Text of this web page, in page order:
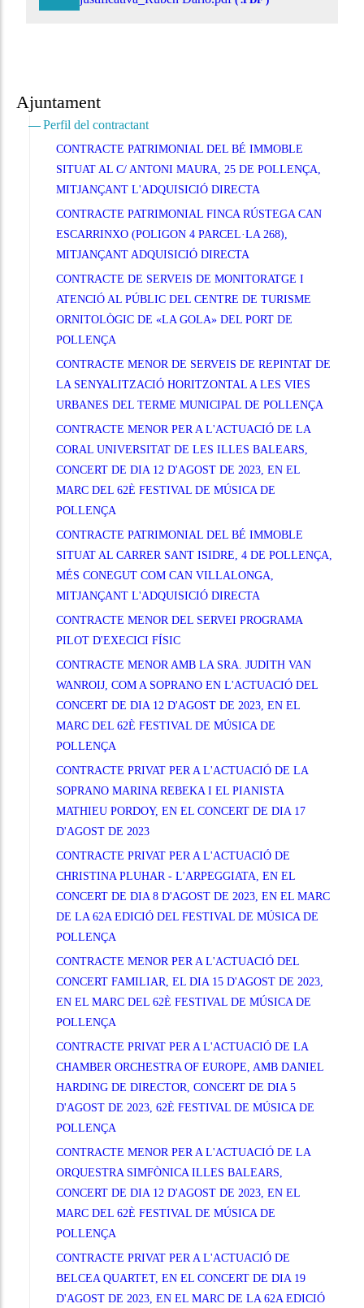
Ajuntament
Perfil del contractant
CONTRACTE PATRIMONIAL DEL BÉ IMMOBLE
SITUAT AL C/ ANTONI MAURA, 25 DE POLLENÇA,
MITJANÇANT L'ADQUISICIÓ DIRECTA
CONTRACTE PATRIMONIAL FINCA RÚSTEGA CAN
ESCARRINXO (POLIGON 4 PARCEL·LA 268),
MITJANÇANT ADQUISICIÓ DIRECTA
CONTRACTE DE SERVEIS DE MONITORATGE I
ATENCIÓ AL PÚBLIC DEL CENTRE DE TURISME
ORNITOLÒGIC DE «LA GOLA» DEL PORT DE
POLLENÇA
CONTRACTE MENOR DE SERVEIS DE REPINTAT DE
LA SENYALITZACIÓ HORITZONTAL A LES VIES
URBANES DEL TERME MUNICIPAL DE POLLENÇA
CONTRACTE MENOR PER A L'ACTUACIÓ DE LA
CORAL UNIVERSITAT DE LES ILLES BALEARS,
CONCERT DE DIA 12 D'AGOST DE 2023, EN EL
MARC DEL 62È FESTIVAL DE MÚSICA DE
POLLENÇA
CONTRACTE PATRIMONIAL DEL BÉ IMMOBLE
SITUAT AL CARRER SANT ISIDRE, 4 DE POLLENÇA,
MÉS CONEGUT COM CAN VILLALONGA,
MITJANÇANT L'ADQUISICIÓ DIRECTA
CONTRACTE MENOR DEL SERVEI PROGRAMA
PILOT D'EXECICI FÍSIC
CONTRACTE MENOR AMB LA SRA. JUDITH VAN
WANROIJ, COM A SOPRANO EN L'ACTUACIÓ DEL
CONCERT DE DIA 12 D'AGOST DE 2023, EN EL
MARC DEL 62È FESTIVAL DE MÚSICA DE
POLLENÇA
CONTRACTE PRIVAT PER A L'ACTUACIÓ DE LA
SOPRANO MARINA REBEKA I EL PIANISTA
MATHIEU PORDOY, EN EL CONCERT DE DIA 17
D'AGOST DE 2023
CONTRACTE PRIVAT PER A L'ACTUACIÓ DE
CHRISTINA PLUHAR - L'ARPEGGIATA, EN EL
CONCERT DE DIA 8 D'AGOST DE 2023, EN EL MARC
DE LA 62A EDICIÓ DEL FESTIVAL DE MÚSICA DE
POLLENÇA
CONTRACTE MENOR PER A L'ACTUACIÓ DEL
CONCERT FAMILIAR, EL DIA 15 D'AGOST DE 2023,
EN EL MARC DEL 62È FESTIVAL DE MÚSICA DE
POLLENÇA
CONTRACTE PRIVAT PER A L'ACTUACIÓ DE LA
CHAMBER ORCHESTRA OF EUROPE, AMB DANIEL
HARDING DE DIRECTOR, CONCERT DE DIA 5
D'AGOST DE 2023, 62È FESTIVAL DE MÚSICA DE
POLLENÇA
CONTRACTE MENOR PER A L'ACTUACIÓ DE LA
ORQUESTRA SIMFÒNICA ILLES BALEARS,
CONCERT DE DIA 12 D'AGOST DE 2023, EN EL
MARC DEL 62È FESTIVAL DE MÚSICA DE
POLLENÇA
CONTRACTE PRIVAT PER A L'ACTUACIÓ DE
BELCEA QUARTET, EN EL CONCERT DE DIA 19
D'AGOST DE 2023, EN EL MARC DE LA 62A EDICIÓ